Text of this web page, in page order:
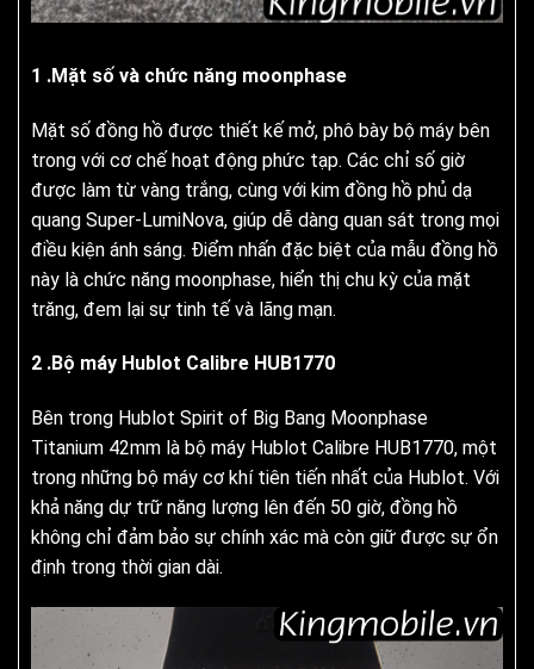
1 .Mặt số và chức năng moonphase
Mặt số đồng hồ được thiết kế mở, phô bày bộ máy bên
trong với cơ chế hoạt động phức tạp. Các chỉ số giờ
được làm từ vàng trắng, cùng với kim đồng hồ phủ dạ
quang Super-LumiNova, giúp dễ dàng quan sát trong mọi
điều kiện ánh sáng. Điểm nhấn đặc biệt của mẫu đồng hồ
này là chức năng moonphase, hiển thị chu kỳ của mặt
trăng, đem lại sự tinh tế và lãng mạn.
2 .Bộ máy Hublot Calibre HUB1770
Bên trong Hublot Spirit of Big Bang Moonphase
Titanium 42mm là bộ máy Hublot Calibre HUB1770, một
trong những bộ máy cơ khí tiên tiến nhất của Hublot. Với
khả năng dự trữ năng lượng lên đến 50 giờ, đồng hồ
không chỉ đảm bảo sự chính xác mà còn giữ được sự ổn
định trong thời gian dài.